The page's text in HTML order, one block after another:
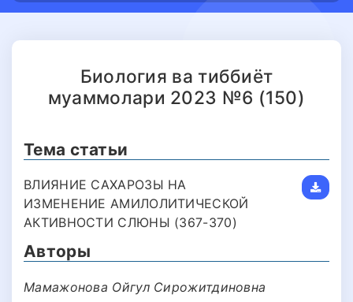
Биология ва тиббиёт
муаммолари 2023 №6 (150)
Тема статьи
ВЛИЯНИЕ САХАРОЗЫ НА
ИЗМЕНЕНИЕ АМИЛОЛИТИЧЕСКОЙ
АКТИВНОСТИ СЛЮНЫ (367-370)
Авторы
Мамажонова Ойгул Сирожитдиновна